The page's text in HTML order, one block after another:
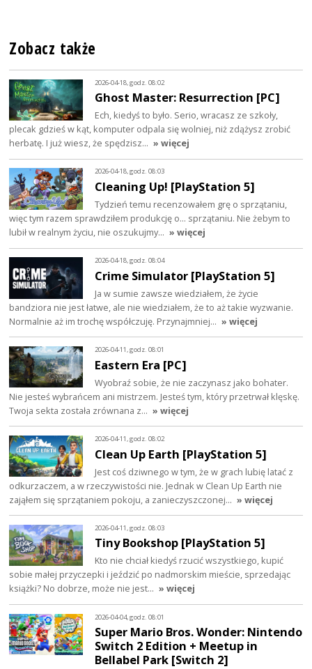
Zobacz także
2026-04-18, godz. 08:02
Ghost Master: Resurrection [PC]
Ech, kiedyś to było. Serio, wracasz ze szkoły,
plecak gdzieś w kąt, komputer odpala się wolniej, niż zdążysz zrobić
herbatę. I już wiesz, że spędzisz… » więcej
2026-04-18, godz. 08:03
Cleaning Up! [PlayStation 5]
Tydzień temu recenzowałem grę o sprzątaniu,
więc tym razem sprawdziłem produkcję o... sprzątaniu. Nie żebym to
lubił w realnym życiu, nie oszukujmy… » więcej
2026-04-18, godz. 08:04
Crime Simulator [PlayStation 5]
Ja w sumie zawsze wiedziałem, że życie
bandziora nie jest łatwe, ale nie wiedziałem, że to aż takie wyzwanie.
Normalnie aż im trochę współczuję. Przynajmniej… » więcej
2026-04-11, godz. 08:01
Eastern Era [PC]
Wyobraź sobie, że nie zaczynasz jako bohater.
Nie jesteś wybrańcem ani mistrzem. Jesteś tym, który przetrwał klęskę.
Twoja sekta została zrównana z… » więcej
2026-04-11, godz. 08:02
Clean Up Earth [PlayStation 5]
Jest coś dziwnego w tym, że w grach lubię latać z
odkurzaczem, a w rzeczywistości nie. Jednak w Clean Up Earth nie
zająłem się sprzątaniem pokoju, a zanieczyszczonej… » więcej
2026-04-11, godz. 08:03
Tiny Bookshop [PlayStation 5]
Kto nie chciał kiedyś rzucić wszystkiego, kupić
sobie małej przyczepki i jeździć po nadmorskim mieście, sprzedając
książki? No dobrze, może nie jest… » więcej
2026-04-04, godz. 08:01
Super Mario Bros. Wonder: Nintendo
Switch 2 Edition + Meetup in
Bellabel Park [Switch 2]